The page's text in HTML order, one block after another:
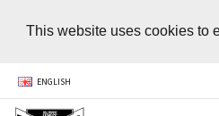
This website uses cookies to
ENGLISH